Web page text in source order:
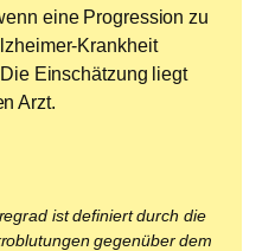
eine Progression zu
Krankheit
Einschätzung liegt
Arzt.
ist definiert durch die
gegenüber dem